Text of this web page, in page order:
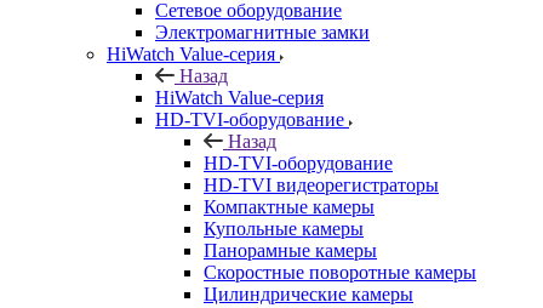
Сетевое оборудование
Электромагнитные замки
HiWatch Value-серия
Назад
HiWatch Value-серия
HD-TVI-оборудование
Назад
HD-TVI-оборудование
HD-TVI видеорегистраторы
Компактные камеры
Купольные камеры
Панорамные камеры
Скоростные поворотные камеры
Цилиндрические камеры